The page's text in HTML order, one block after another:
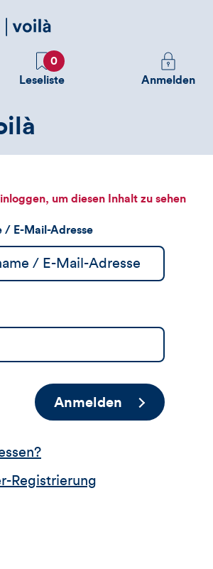
Favoriten
0
Leseliste
Melden
Sie
sehen
Anmelden
um diesen Inhalt zu sehen
/ E-Mail-Adresse
Anmelden
Registrierung